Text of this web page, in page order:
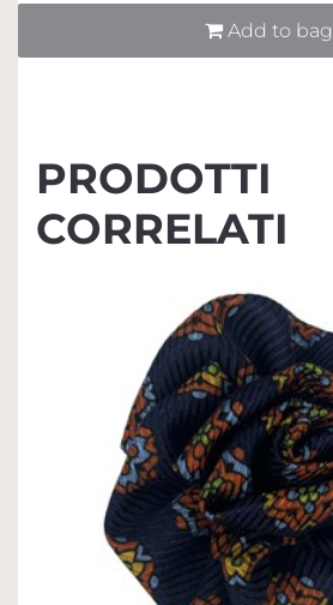
Add to bag
PRODOTTI
CORRELATI